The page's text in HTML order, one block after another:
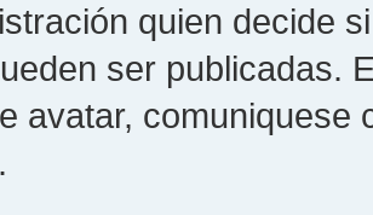
quien decide
ser publicadas.
avatar, comuniquese